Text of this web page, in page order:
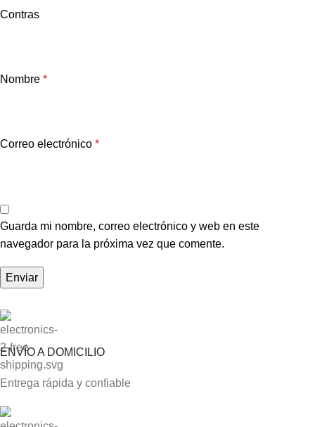
Contras
Nombre *
Correo electrónico *
Guarda mi nombre, correo electrónico y web en este
navegador para la próxima vez que comente.
ENVÍO A DOMICILIO
Entrega rápida y confiable